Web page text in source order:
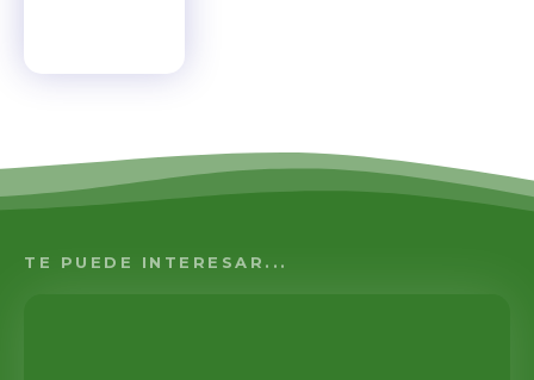
TE PUEDE INTERESAR...